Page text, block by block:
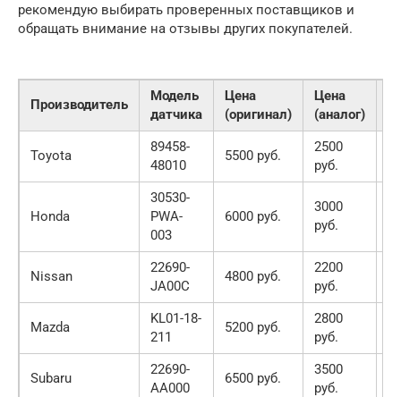
рекомендую выбирать проверенных поставщиков и
обращать внимание на отзывы других покупателей.
Производитель
Модель
датчика
Цена
(оригинал)
Цена
(аналог)
Toyota
89458-
48010
5500 руб.
2500
руб.
Honda
30530-
PWA-
003
6000 руб.
3000
руб.
Nissan
22690-
JA00C
4800 руб.
2200
руб.
Mazda
KL01-18-
211
5200 руб.
2800
руб.
Subaru
22690-
AA000
6500 руб.
3500
руб.